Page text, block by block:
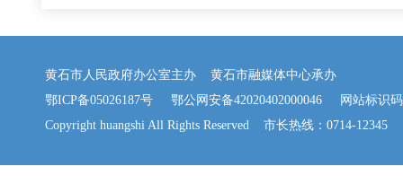
黄石市人民政府办公室主办 黄石市融媒体中心承办
鄂ICP备05026187号
鄂公网安备42020402000046 网站标识码
Copyright huangshi All Rights Reserved 市长热线：0714-12345